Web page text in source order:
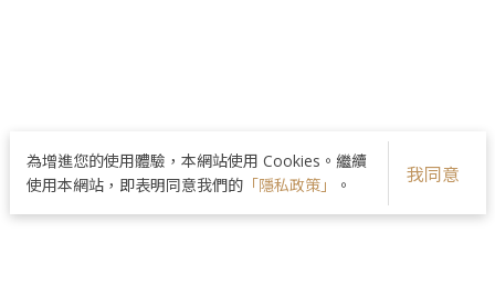
為增進您的使用體驗，本網站使用 Cookies。繼續
使用本網站，即表明同意我們的 「隱私政策」 。 我同意